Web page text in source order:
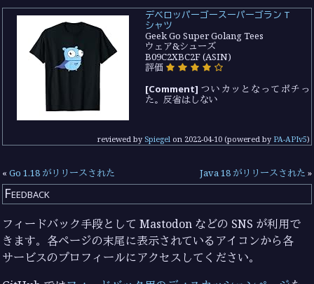
デベロッパーゴースーパーゴラン T
シャツ
Geek Go Super Golang Tees
ウェア&シューズ
B09C2XBC2F (ASIN)
評価
[Comment] ついカッとなってポチっ
た。反省はしない
reviewed by Spiegelon 2022-04-10(powered by PA-APIv5)
«Go 1.18 がリリースされた Java 18 がリリースされた »
Feedback
フィードバック手段として Mastodon などの SNS が利用で
きます。各ページの末尾に表示されているアイコンから各
サービスのプロフィールにアクセスしてください。